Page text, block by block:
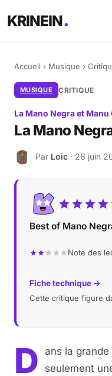
KRINEIN
Accueil › Musique ›
MUSIQUE CRITIQUE
La Mano Negra et Manu
La Mano
L Par Loic · 26 juin
Best of Mano
Note des
Fiche technique →
Cette critique figure
D ans la
seulement